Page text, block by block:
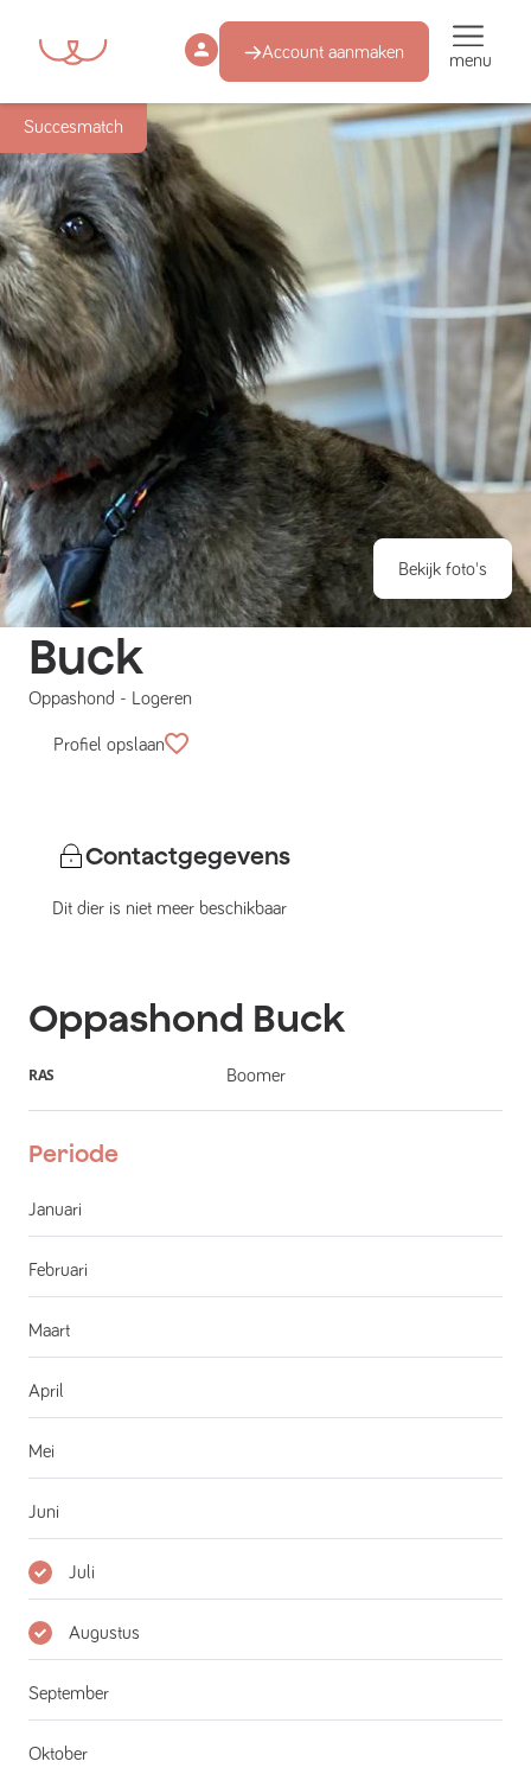
Account aanmaken menu
Succesmatch
Bekijk foto's
Buck
Oppashond - Logeren
Profiel opslaan
Contactgegevens
Dit dier is niet meer beschikbaar
Oppashond Buck
RAS Boomer
Periode
Januari
Februari
Maart
April
Mei
Juni
Juli
Augustus
September
Oktober